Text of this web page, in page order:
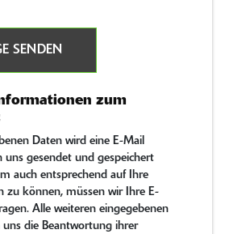
SENDEN
zum
Daten wird eine E-Mail
uns gesendet und gespeichert
auch entsprechend auf Ihre
zu können, müssen wir Ihre E-
Alle weiteren eingegebenen
uns die Beantwortung ihrer